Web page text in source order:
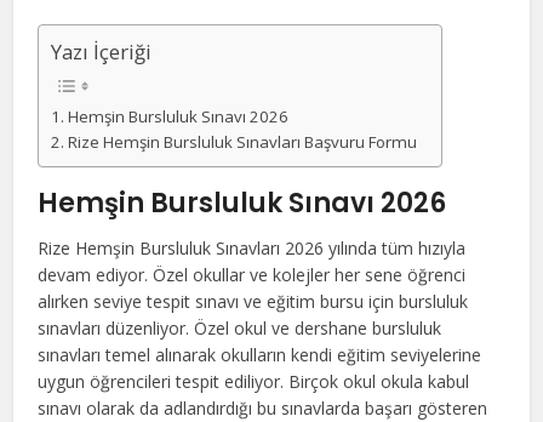
Yazı İçeriği
Hemşin Bursluluk Sınavı 2026
Rize Hemşin Bursluluk Sınavları Başvuru Formu
Hemşin Bursluluk Sınavı 2026
Rize Hemşin Bursluluk Sınavları 2026 yılında tüm hızıyla
devam ediyor. Özel okullar ve kolejler her sene öğrenci
alırken seviye tespit sınavı ve eğitim bursu için bursluluk
sınavları düzenliyor. Özel okul ve dershane bursluluk
sınavları temel alınarak okulların kendi eğitim seviyelerine
uygun öğrencileri tespit ediliyor. Birçok okul okula kabul
sınavı olarak da adlandırdığı bu sınavlarda başarı gösteren